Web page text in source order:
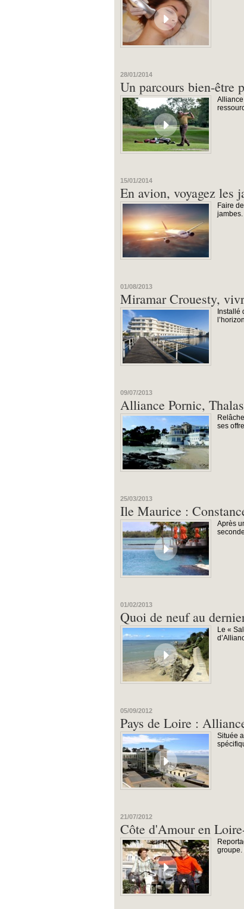
28/01/2014
Un parcours bien-être
15/01/2014
En avion, voyagez les
Faire
01/08/2013
Miramar Crouesty,
Installé
09/07/2013
Alliance Pornic,
ses
25/03/2013
Ile Maurice :
Après
01/02/2013
Quoi de neuf au
Le «
05/09/2012
Pays de Loire :
Située
21/07/2012
Côte d'Amour en
groupe.